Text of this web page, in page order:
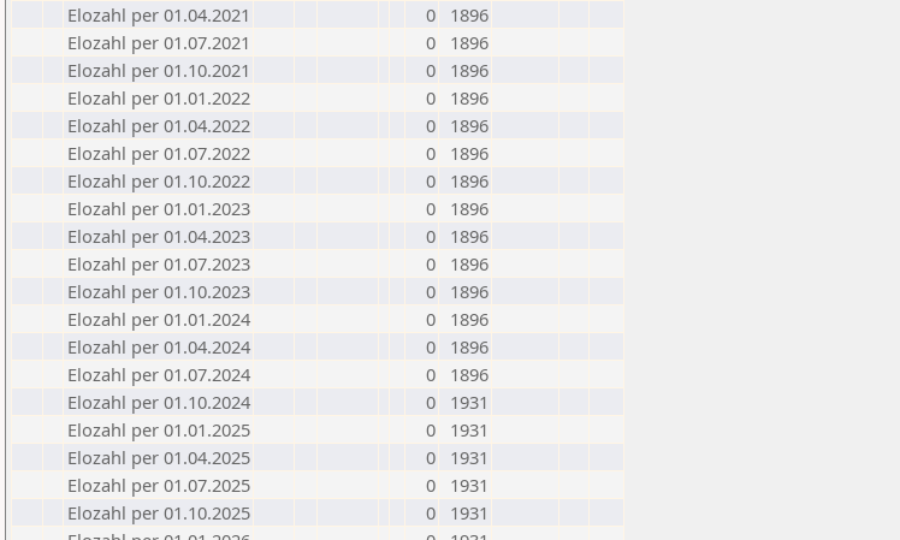
Elozahl per 01.04.2021
0
1896
Elozahl per 01.07.2021
0
1896
Elozahl per 01.10.2021
0
1896
Elozahl per 01.01.2022
0
1896
Elozahl per 01.04.2022
0
1896
Elozahl per 01.07.2022
0
1896
Elozahl per 01.10.2022
0
1896
Elozahl per 01.01.2023
0
1896
Elozahl per 01.04.2023
0
1896
Elozahl per 01.07.2023
0
1896
Elozahl per 01.10.2023
0
1896
Elozahl per 01.01.2024
0
1896
Elozahl per 01.04.2024
0
1896
Elozahl per 01.07.2024
0
1896
Elozahl per 01.10.2024
0
1931
Elozahl per 01.01.2025
0
1931
Elozahl per 01.04.2025
0
1931
Elozahl per 01.07.2025
0
1931
Elozahl per 01.10.2025
0
1931